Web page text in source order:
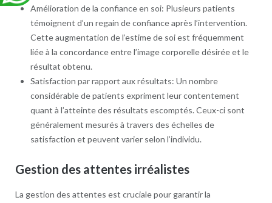
Amélioration de la confiance en soi: Plusieurs patients
témoignent d’un regain de confiance après l’intervention.
Cette augmentation de l’estime de soi est fréquemment
liée à la concordance entre l’image corporelle désirée et le
résultat obtenu.
Satisfaction par rapport aux résultats: Un nombre
considérable de patients expriment leur contentement
quant à l’atteinte des résultats escomptés. Ceux-ci sont
généralement mesurés à travers des échelles de
satisfaction et peuvent varier selon l’individu.
Gestion des attentes irréalistes
La gestion des attentes est cruciale pour garantir la